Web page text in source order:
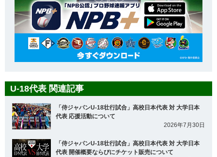
U-18代表 関連記事
「侍ジャパンU-18壮行試合」高校日本代表 対 大学日本
代表 応援活動について
2026年7月30日
「侍ジャパンU-18壮行試合」高校日本代表 対 大学日本
代表 開催概要ならびにチケット販売について